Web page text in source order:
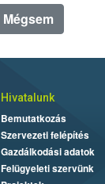
Mégsem
Hivatalunk
Bemutatkozás
Szervezeti felépítés
Gazdálkodási adatok
Felügyeleti szervünk